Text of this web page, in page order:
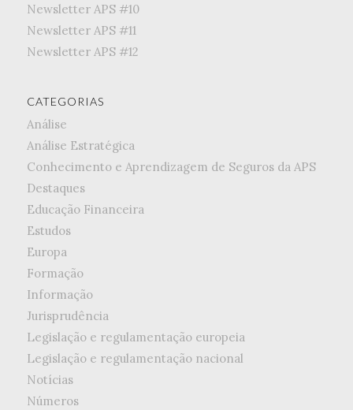
Newsletter APS #10
Newsletter APS #11
Newsletter APS #12
CATEGORIAS
Análise
Análise Estratégica
Conhecimento e Aprendizagem de Seguros da APS
Destaques
Educação Financeira
Estudos
Europa
Formação
Informação
Jurisprudência
Legislação e regulamentação europeia
Legislação e regulamentação nacional
Notícias
Números